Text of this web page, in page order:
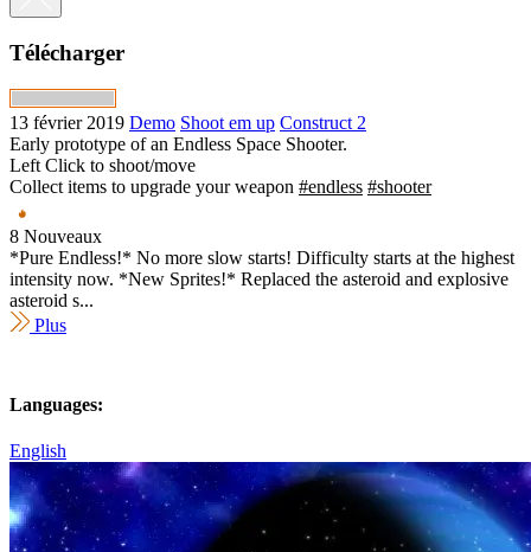
Télécharger
13 février 2019 Demo Shoot em up Construct 2
Early prototype of an Endless Space Shooter.
Left Click to shoot/move
Collect items to upgrade your weapon #endless #shooter
8 Nouveaux
*Pure Endless!* No more slow starts! Difficulty starts at the highest
intensity now. *New Sprites!* Replaced the asteroid and explosive
asteroid s...
Plus
Languages:
English